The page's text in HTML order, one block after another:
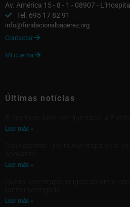
Av. América 15 - 8 - 1 - 08907 -
Tel. 695 17 82 91
info@fundacionalbaperez.org
Contactar 
Mi cuenta 
Últimas notícias
Leer más »
Leer más »
Leer más »